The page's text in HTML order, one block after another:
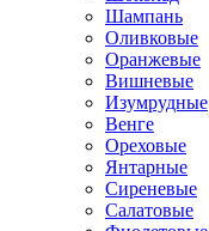
Шампань
Оливковые
Оранжевые
Вишневые
Изумрудные
Венге
Ореховые
Янтарные
Сиреневые
Салатовые